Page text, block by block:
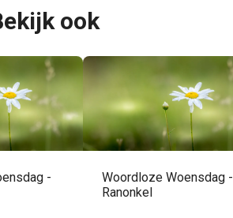
ook
-
Woordloze Woensdag -
Ranonkel